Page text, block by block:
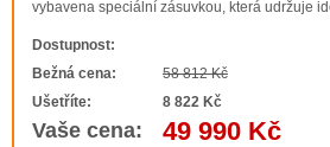
vybavena speciální zásuvkou, která udržuje
V potravinách zůstává zachováno ..
Dostupnost:
Bežná cena:
58 812 Kč
Ušetříte:
8 822 Kč
Vaše cena: 49 990 Kč